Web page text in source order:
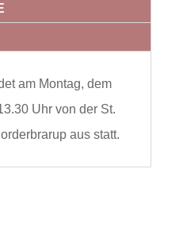
am Montag, dem
Uhr von der St.
aus statt.